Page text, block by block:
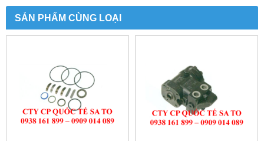
SẢN PHẨM CÙNG LOẠI